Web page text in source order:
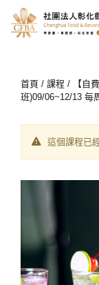
首頁 / 課程 / 【自
班)09/06~12/13 每
這個課程已